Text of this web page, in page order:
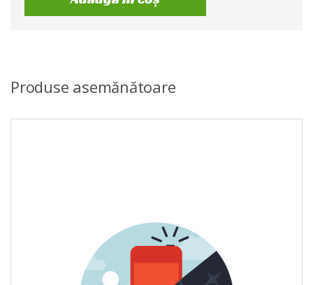
Produse asemănătoare